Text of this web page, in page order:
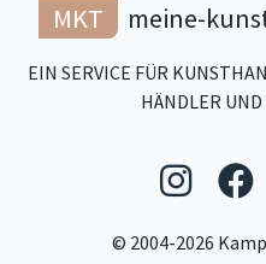
MKT meine-
EIN SERVICE FÜR
HÄNDLER
© 2004-2026